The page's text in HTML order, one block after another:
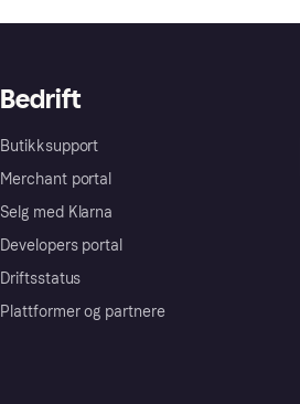
Bedrift
Butikksupport
Merchant portal
Selg med Klarna
Developers portal
Driftsstatus
Plattformer og partnere